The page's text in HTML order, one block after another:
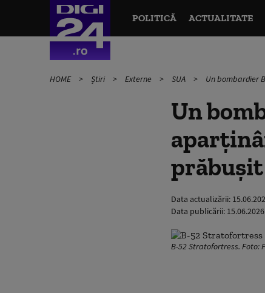
POLITICĂ ACTUALITATE
HOME Știri Externe SUA Un bombardier
Un
Data actualizării:
Data publicării:
B-52 Stratofortress. Foto: